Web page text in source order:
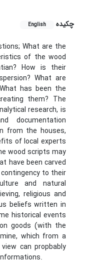
چکیده
English
What are the
of the wood
How is their
What are
has been the
them? The
research, is
documentation
from the houses,
of local experts
wood scripts may
have been carved
to their
and natural
religious and
beliefs written in
historical events
goods (with the
which from a
can propbably